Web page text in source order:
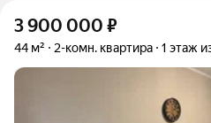
3 900 000 ₽
44 м² 2-комн. квартира 1 этаж